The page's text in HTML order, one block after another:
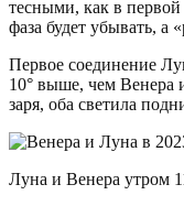
тесными, как в первой
фаза будет убывать, а
Первое соединение
10° выше, чем Венера
заря, оба светила
Луна и Венера утром